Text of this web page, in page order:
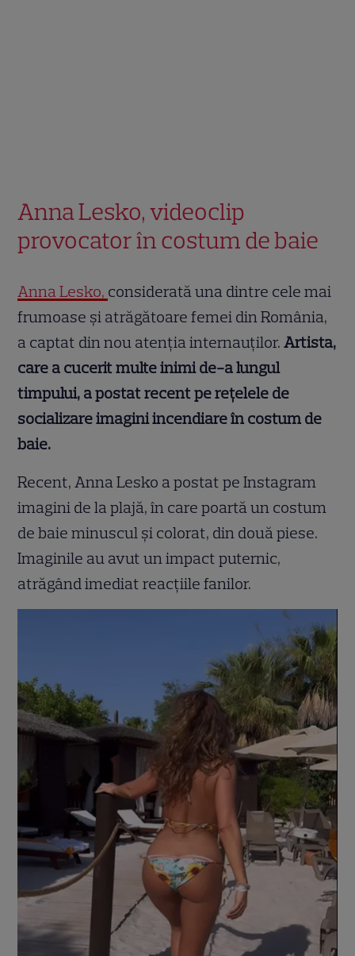
Anna Lesko, videoclip
provocator în costum de baie
Anna Lesko, considerată una dintre cele mai
frumoase și atrăgătoare femei din România,
a captat din nou atenția internauților.Artista,
care a cucerit multe inimi de-a lungul
timpului, a postat recent pe rețelele de
socializare imagini incendiare în costum de
baie.
Recent, Anna Lesko a postat pe Instagram
imagini de la plajă, în care poartă un costum
de baie minuscul și colorat, din două piese.
Imaginile au avut un impact puternic,
atrăgând imediat reacțiile fanilor.